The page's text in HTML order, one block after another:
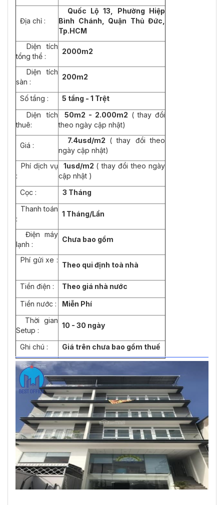
Địa chỉ :
Quốc Lộ 13, Phường Hiệp
Bình Chánh, Quận Thủ Đức,
Tp.HCM
Diện tích
tổng thể :
2000m2
Diện tích
sàn :
200m2
Số tầng :
5 tầng - 1 Trệt
Diện tích
thuê:
50m2 - 2.000m2 ( thay đổi
theo ngày cập nhật)
Giá :
7.4usd/m2 ( thay đổi theo
ngày cập nhật)
Phí dịch vụ
:
1usd/m2 ( thay đổi theo ngày
cập nhật )
Cọc :
3 Tháng
Thanh toán
:
1 Tháng/Lần
Điện máy
lạnh :
Chưa bao gồm
Phí gửi xe :
Theo qui định toà nhà
Tiền điện : Theo giá nhà nước
Tiền nước :
Miễn Phí
Thời gian
Setup :
10 - 30 ngày
Ghi chú : Giá trên chưa bao gồm thuế